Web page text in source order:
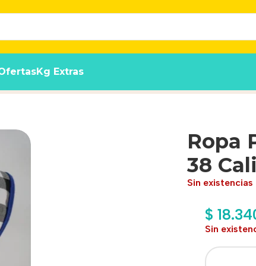
Kg Extras
Premium
Ropa
38
Sin existencias
$
Sin